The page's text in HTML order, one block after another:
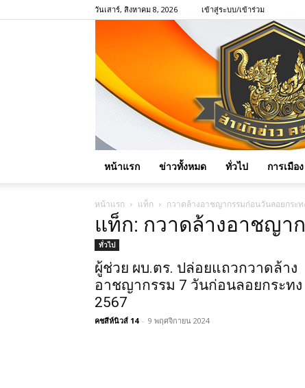
วันเสาร์, สิงหาคม 8, 2026 เข้าสู่ระบบ/เข้าร่วม
หน้าแรก ข่าวทั้งหมด ทั่วไป การเมือง
หน้าแรก แท็ก กวาดล้างอาชญากรรมก่อนวันลอยกระท
แท็ก: กวาดล้างอาชญา
ทั่วไป
ผู้ช่วย ผบ.ตร. ปล่อยแถวกวาดล้าง
อาชญากรรม 7 วันก่อนลอยกระทง
2567
คชสีห์นิวส์ 14 - 9 พฤศจิกายน 2024